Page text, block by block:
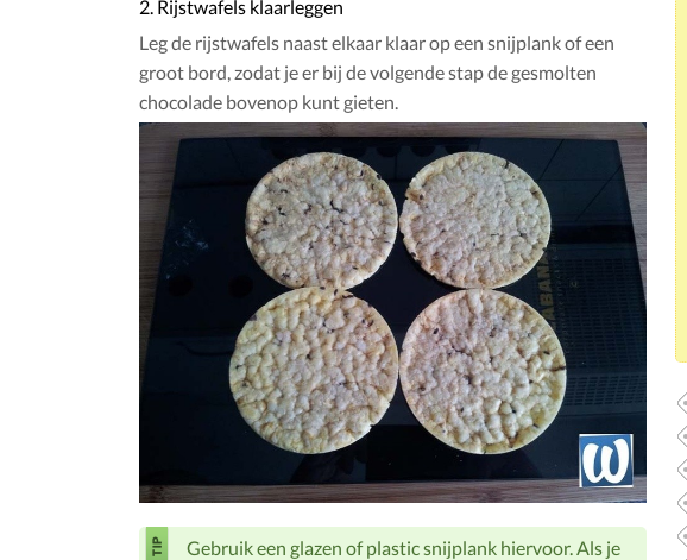
2. Rijstwafels klaarleggen
Leg de rijstwafels naast elkaar klaar op een snijplank of een
groot bord, zodat je er bij de volgende stap de gesmolten
chocolade bovenop kunt gieten.
Gebruik een glazen of plastic snijplank hiervoor. Als je